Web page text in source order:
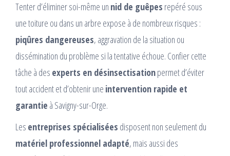
Tenter d’éliminer soi-même un nid de guêpes repéré sous
une toiture ou dans un arbre expose à de nombreux risques :
piqûres dangereuses, aggravation de la situation ou
dissémination du problème si la tentative échoue. Confier cette
tâche à des experts en désinsectisationpermet d’éviter
tout accident et d’obtenir une intervention rapide et
garantie à Savigny-sur-Orge.
Les entreprises spécialisées disposent non seulement du
matériel professionnel adapté, mais aussi des